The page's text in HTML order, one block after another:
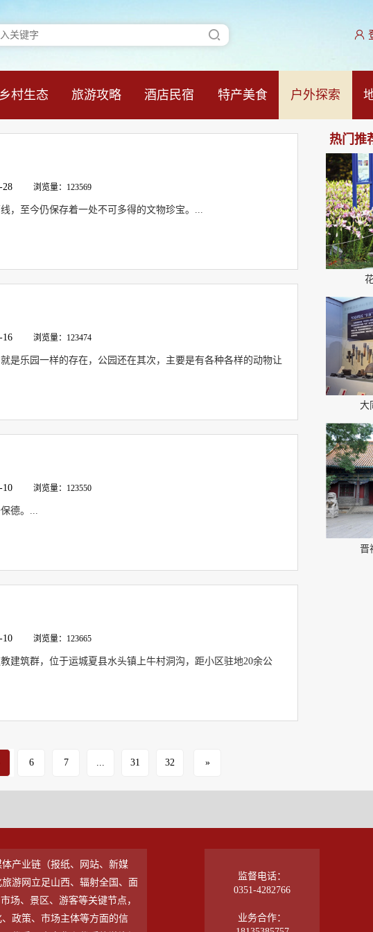
乡村生态 旅游攻略 酒店民宿 特产美食 户外探索
28 浏览量：123569
，至今仍保存着一处不可多得的文物珍宝。...
16 浏览量：123474
是乐园一样的存在，公园还在其次，主要是有各种各样的动物让
10 浏览量：123550
德。...
10 浏览量：123665
建筑群，位于运城夏县水头镇上牛村洞沟，距小区驻地20余公
6 7 ... 31 32 »
热门推
大
晋
产业链（报纸、网站、新媒
游网立足山西、辐射全国、面
场、景区、游客等关键节点，
政策、市场主体等方面的信
监督电话：
0351-4282766
业务合作：